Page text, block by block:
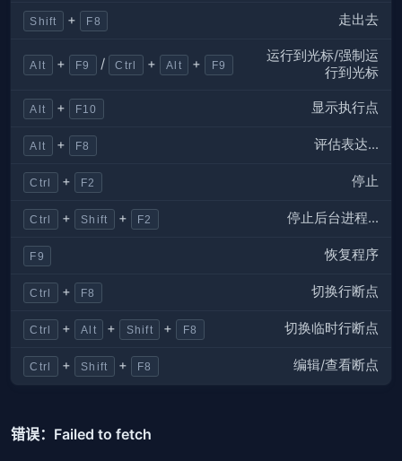
Shift + F8 走出去
Alt + F9 / Ctrl + Alt + F9
运行到光标/强制运
行到光标
Alt + F10 显示执行点
Alt + F8 评估表达...
Ctrl + F2 停止
Ctrl + Shift + F2 停止后台进程...
F9 恢复程序
Ctrl + F8 切换行断点
Ctrl + Alt + Shift + F8 切换临时行断点
Ctrl + Shift + F8 编辑/查看断点